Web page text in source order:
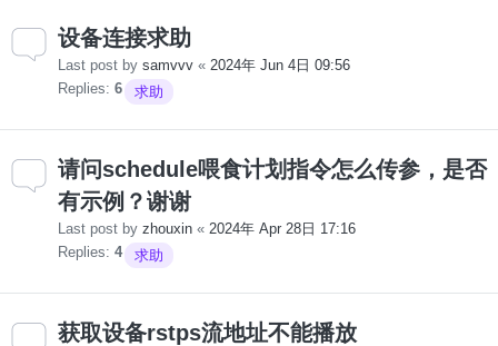
设备连接求助
Last post by samvvv « 2024年 Jun 4日 09:56
Replies: 6 求助
请问schedule喂食计划指令怎么传参，是否
有示例？谢谢
Last post by zhouxin « 2024年 Apr 28日 17:16
Replies: 4 求助
获取设备rstps流地址不能播放